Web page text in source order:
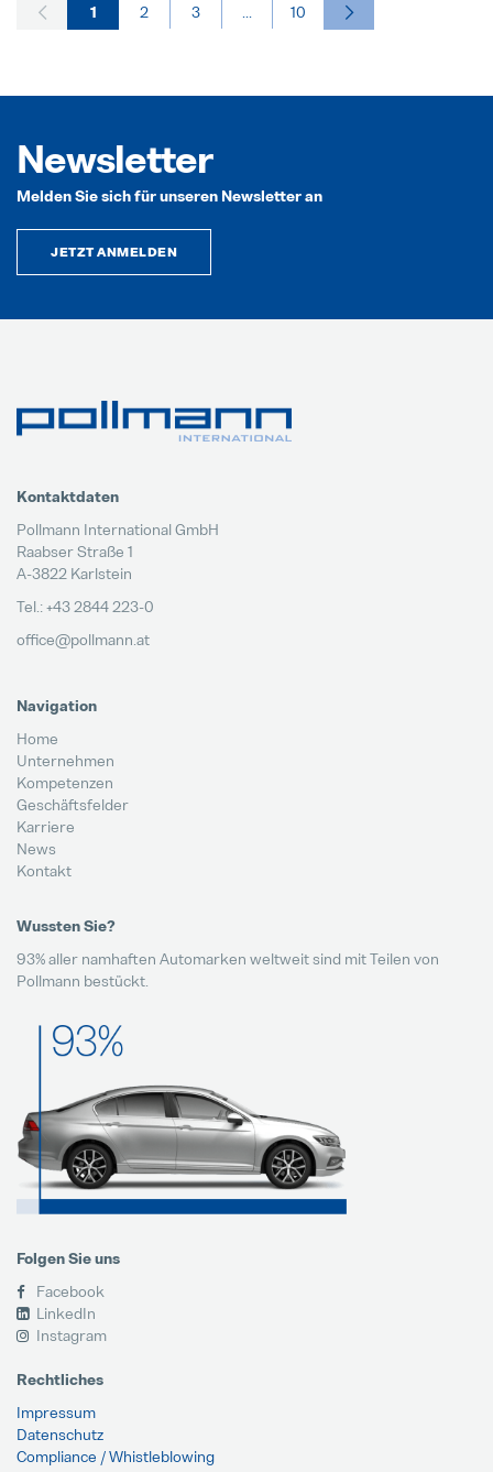
1 2 3 10
Newsletter
Melden Sie sich für unseren Newsletter an
JETZT ANMELDEN
Kontaktdaten
Pollmann International GmbH
Raabser Straße 1
A-3822 Karlstein
Tel.: +43 2844 223-0
office@pollmann.at
Navigation
Home
Unternehmen
Kompetenzen
Geschäftsfelder
Karriere
News
Kontakt
Wussten Sie?
93% aller namhaften Automarken weltweit sind mit Teilen von
Pollmann bestückt.
Folgen Sie uns
Facebook
LinkedIn
Instagram
Rechtliches
Impressum
Datenschutz
Compliance / Whistleblowing